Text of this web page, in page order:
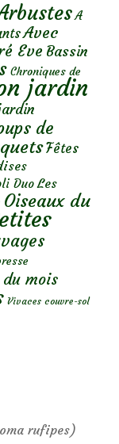
A
Avec
Eve Bassin
Chroniques de
jardin
de
Fêtes
Duo Les
Oiseaux du
du mois
Vivaces couvre-sol
rufipes)